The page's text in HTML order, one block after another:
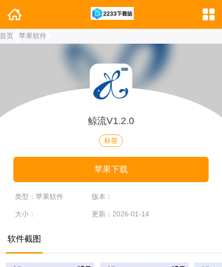
页 苹果软件
鲸流V1.2.0
标签
苹果下载
类型：苹果软件 版本：
大小： 更新：2026-01-14
软件截图